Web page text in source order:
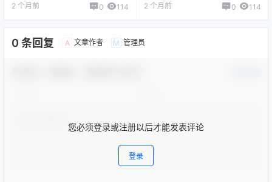
2 个月前 0 114 2 个月前 0 114
0 条回复 A 文章作者 M 管理员
您必须登录或注册以后才能发表评论
登录